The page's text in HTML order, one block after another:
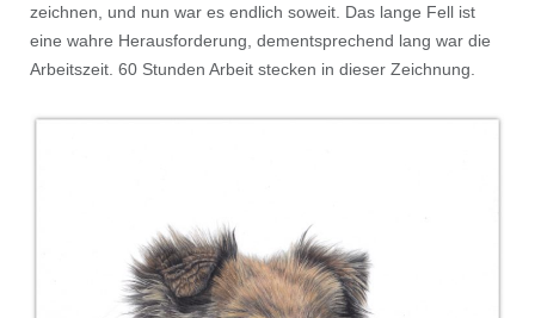
zeichnen, und nun war es endlich soweit. Das lange Fell ist
eine wahre Herausforderung, dementsprechend lang war die
Arbeitszeit. 60 Stunden Arbeit stecken in dieser Zeichnung.